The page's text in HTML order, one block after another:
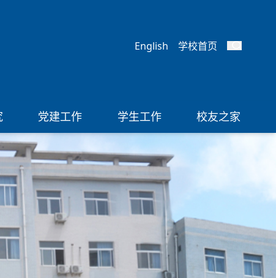
English 学校首页
党建工作 学生工作 校友之家